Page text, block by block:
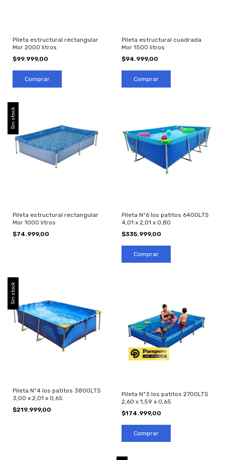
Pileta estructural rectangular
Mor 2000 litros
$99.999,00
Pileta estructural cuadrada
Mor 1500 litros
$94.999,00
Sin stock
Pileta estructural rectangular
Mor 1000 litros
$74.999,00
Pileta Nº6 los patitos 6400LTS
4,01 x 2,01 x 0,80
$335.999,00
Sin stock
Pileta Nº4 los patitos 3800LTS
3,00 x 2,01 x 0,65
$219.999,00
Pileta Nº3 los patitos 2700LTS
2,60 x 1,59 x 0,65
$174.999,00